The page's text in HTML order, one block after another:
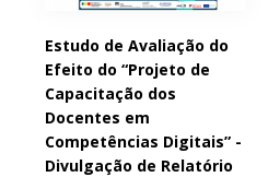
Estudo de Avaliação do
Efeito do “Projeto de
Capacitação dos
Docentes em
Competências Digitais” -
Divulgação de Relatório